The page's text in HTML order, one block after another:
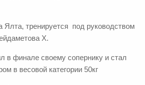
Ялта, тренируется под руководством
Х.
в финале своему сопернику и стал
в весовой категории 50кг